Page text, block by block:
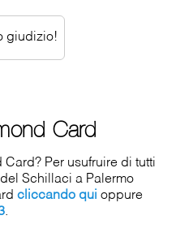
giudizio!
Card
Per usufruire di tutti
Schillaci a Palermo
cliccando qui oppure
.